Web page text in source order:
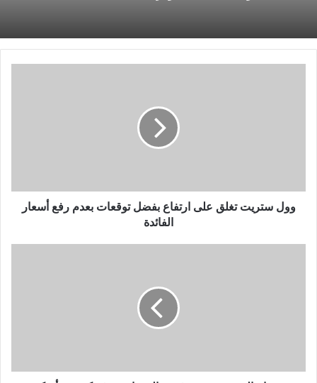
رفع
أسعار
وول ستريت تغلق على ارتفاع بفضل توقعات بعدم رفع أسعار
الفائدة
الإعلام